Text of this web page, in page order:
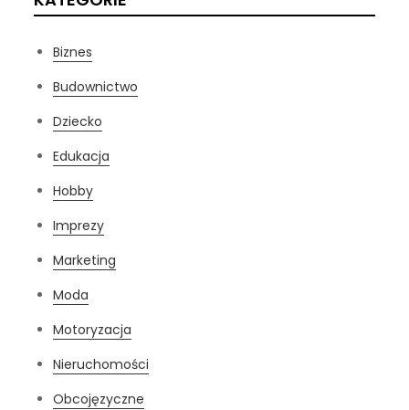
Biznes
Budownictwo
Dziecko
Edukacja
Hobby
Imprezy
Marketing
Moda
Motoryzacja
Nieruchomości
Obcojęzyczne